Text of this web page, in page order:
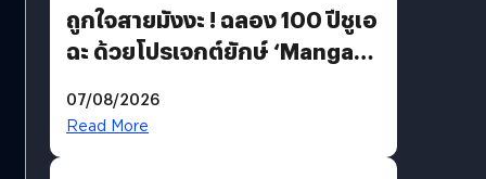
ถูกใจสายมังงะ ! ฉลอง 100 ปีชูเอ
ฉะ ด้วยโปรเจกต์ยักษ์ ‘Manga
มีภาษาไทยด้วย
07/08/2026
Read More